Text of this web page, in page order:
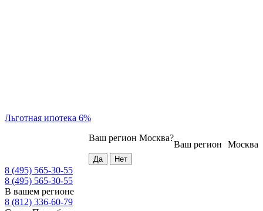
Льготная ипотека 6%
Москва
Ваш регион
Ваш регион Москва?
8 (495) 565-30-55
8 (495) 565-30-55
В вашем регионе
8 (812) 336-60-79